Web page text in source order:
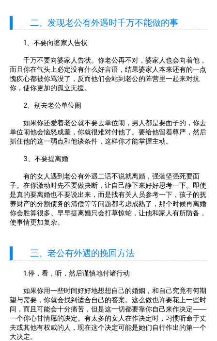
二、发现老公有外遇时千万不能做的事
1、不要向婆家人告状
千万不要向婆家人告状。你老公再不对，婆家人也会向着他，
而且你在气头上必定没有什么好言语，结果婆家人本来还有的一点
愧疚心都被你骂没了，反而他们会站到老公的阵营里一起来对抗
你，使你更加的孤立无援。
2、别去老公单位闹
如果你还爱着老公就不要去单位闹，男人都是要面子的，你去
单位闹他会恼怒成羞，你就很难对付他了。要给他留着尊严，然后
抓住他的这一弱点和他谈条件，这样你才能掌握主动。
3、不要提离婚
有的女人遇到老公有外遇二话不说就离婚，强装坚强死要面
子。在你激动时先不要做决断，让自己静下来好好思考一下。即使
是真的要离婚也不要说出来，而是找有关人员参考一下，孩子的抚
养财产的分割债务的清偿等等问题都考虑成熟了，那个时候再离婚
你会胜算很多。早早提离婚只会打草惊蛇，让他和家人有所防备，
使事情更加复杂。
三、老公有外遇的挽回方法
1.停，看，听，然后谨慎地付诸行动
如果你用一些时间好好地想想自己的婚姻，和自己究竟有何期
望与需要，你就会找到适合自己的答案。这么做也许要花上一些时
间，而且可能会十分痛苦，但是这一切都要靠你自己来作决定——
一个你心甘情愿的决定。有太多的女人在作决定时，习惯听命于丈
夫或其他有权威的人，现在这个决定可能是她们自行作出的第一个
大决定。